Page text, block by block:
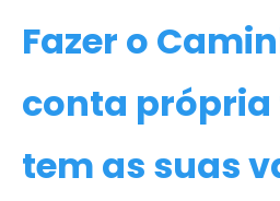
Fazer o
conta
tem as suas